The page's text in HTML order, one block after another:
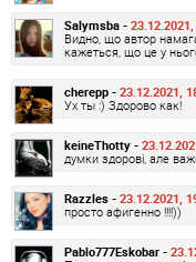
Salymsba -
Видно, що автор
кажеться, що це у
cherepp - 23.12.2021,
Ух ты :) Здорово как!
keineThotty -
думки здорові, але
Razzles - 23.12.2021,
просто афигенно !!!!))
Pablo777Eskobar -